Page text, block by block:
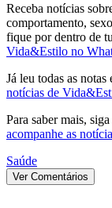
Receba notícias
comportamento,
fique por dentro de
Vida&Estilo no
Já leu todas as
notícias de
Para saber mais,
acompanhe as
Saúde
Ver Comentários